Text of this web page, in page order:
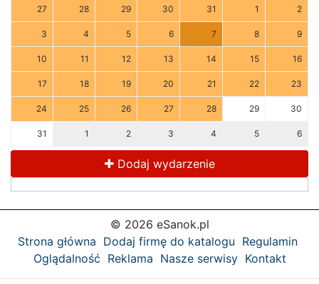
27 28 29 30 31 1 2
3 4 5 6 7 8 9
10 11 12 13 14 15 16
17 18 19 20 21 22 23
24 25 26 27 28 29 30
31 1 2 3 4 5 6
Dodaj wydarzenie
© 2026 eSanok.pl
Strona główna Dodaj firmę do katalogu Regulamin
Oglądalność Reklama Nasze serwisy Kontakt